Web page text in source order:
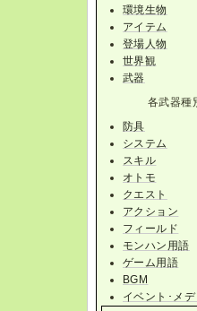
環境生物
アイテム
登場人物
世界観
武器
各武器種
防具
システム
スキル
オトモ
クエスト
アクション
フィールド
モンハン用語
ゲーム用語
BGM
イベント･メ